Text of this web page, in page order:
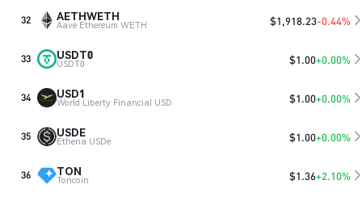
32 AETHWETH
Aave Ethereum WETH $1,918.23-0.44%
33 USDT0
USDT0 $1.00+0.00%
34 USD1
World Liberty Financial USD $1.00+0.00%
35 USDE
Ethena USDe $1.00+0.00%
36 TON
Toncoin $1.36+2.10%